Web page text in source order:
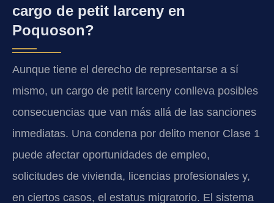
cargo de petit larceny en
Poquoson?
Aunque tiene el derecho de representarse a sí
mismo, un cargo de petit larceny conlleva posibles
consecuencias que van más allá de las sanciones
inmediatas. Una condena por delito menor Clase 1
puede afectar oportunidades de empleo,
solicitudes de vivienda, licencias profesionales y,
en ciertos casos, el estatus migratorio. El sistema